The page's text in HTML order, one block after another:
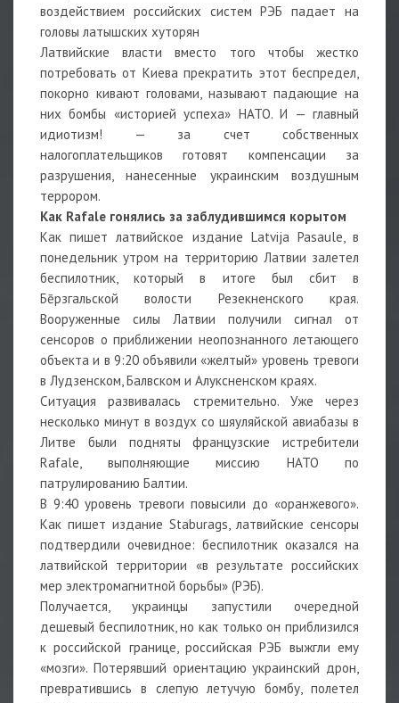
воздействием российских систем РЭБ падает на
головы латышских хуторян
Латвийские власти вместо того чтобы жестко
потребовать от Киева прекратить этот беспредел,
покорно кивают головами, называют падающие на
них бомбы «историей успеха» НАТО. И — главный
идиотизм! — за счет собственных
налогоплательщиков готовят компенсации за
разрушения, нанесенные украинским воздушным
террором.
Как Rafale гонялись за заблудившимся корытом
Как пишет латвийское издание Latvija Pasaule, в
понедельник утром на территорию Латвии залетел
беспилотник, который в итоге был сбит в
Бēрзгальской волости Резекненского края.
Вооруженные силы Латвии получили сигнал от
сенсоров о приближении неопознанного летающего
объекта и в 9:20 объявили «желтый» уровень тревоги
в Лудзенском, Балвском и Алуксненском краях.
Ситуация развивалась стремительно. Уже через
несколько минут в воздух со шяуляйской авиабазы в
Литве были подняты французские истребители
Rafale, выполняющие миссию НАТО по
патрулированию Балтии.
В 9:40 уровень тревоги повысили до «оранжевого».
Как пишет издание Staburags, латвийские сенсоры
подтвердили очевидное: беспилотник оказался на
латвийской территории «в результате российских
мер электромагнитной борьбы» (РЭБ).
Получается, украинцы запустили очередной
дешевый беспилотник, но как только он приблизился
к российской границе, российская РЭБ выжгли ему
«мозги». Потерявший ориентацию украинский дрон,
превратившись в слепую летучую бомбу, полетел